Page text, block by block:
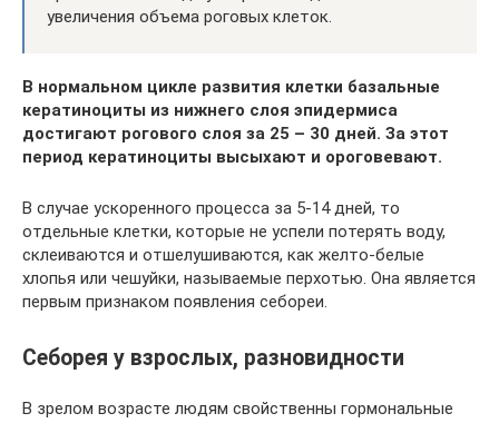
увеличения объема роговых клеток.
В нормальном цикле развития клетки базальные
кератиноциты из нижнего слоя эпидермиса
достигают рогового слоя за 25 – 30 дней. За этот
период кератиноциты высыхают и ороговевают.
В случае ускоренного процесса за 5-14 дней, то
отдельные клетки, которые не успели потерять воду,
склеиваются и отшелушиваются, как желто-белые
хлопья или чешуйки, называемые перхотью. Она является
первым признаком появления себореи.
Себорея у взрослых, разновидности
В зрелом возрасте людям свойственны гормональные